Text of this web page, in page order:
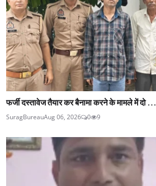
फर्जी दस्तावेज तैयार कर बैनामा करने के मामले में दो ...
SuragBureauAug 06, 2026 0 9